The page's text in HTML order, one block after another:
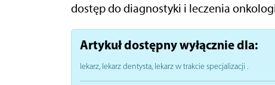
dostęp do diagnostyki i leczenia
Artykuł dostępny wyłącznie dla:
lekarz, lekarz dentysta, lekarz w trakcie specjalizacji .